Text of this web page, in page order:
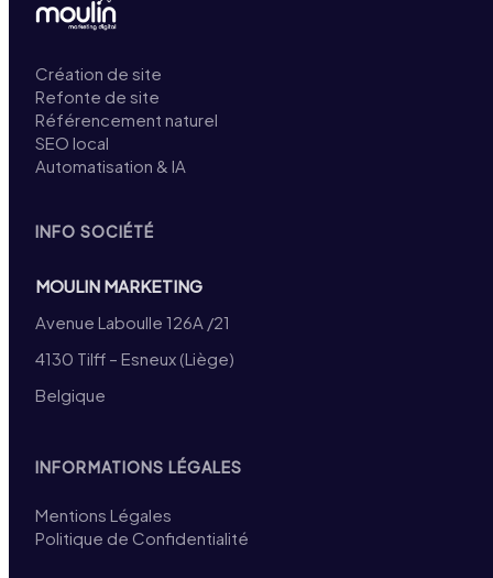
Création de site
Refonte de site
Référencement naturel
SEO local
Automatisation & IA
INFO SOCIÉTÉ
MOULIN MARKETING
Avenue Laboulle 126A /21
4130 Tilff – Esneux (Liège)
Belgique
INFORMATIONS LÉGALES
Mentions Légales
Politique de Confidentialité